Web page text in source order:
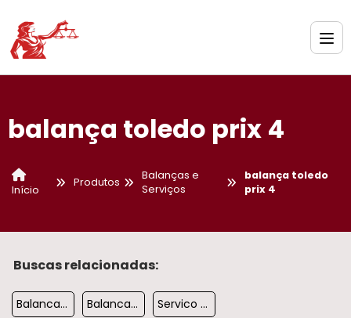
balança toledo prix 4
Início
Produtos
Balanças e
Serviços
balança toledo
prix 4
Buscas relacionadas:
Balanca Digital Comercial Balanca Para Pet Shop Servico De Manutencao Em Balanca Toledo